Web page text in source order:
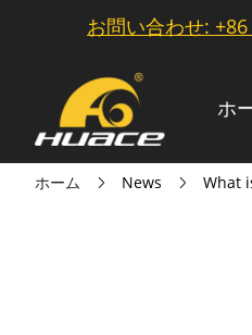
お問い合わせ:
ホ
ホーム News What